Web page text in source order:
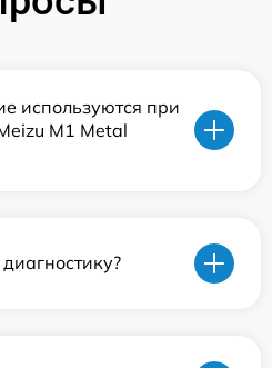
используются при
M1 Metal